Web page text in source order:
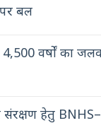
बल
वर्षों का
संरक्षण हेतु